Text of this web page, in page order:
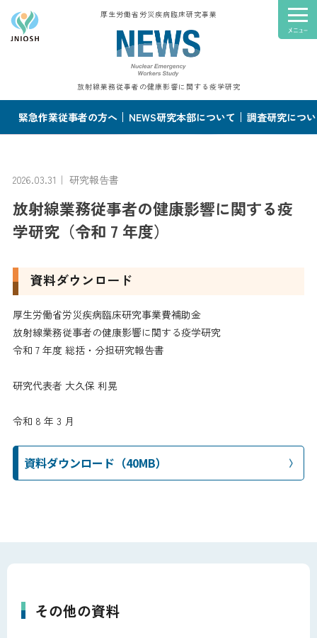
厚生労働省労災疾病臨床研究事業
放射線業務従事者の健康影響に関する疫学研究
緊急作業従事者の方へ NEWS研究本部について 調査研究につ
2026.03.31｜ 研究報告書
放射線業務従事者の健康影響に関する疫
学研究（令和 7 年度）
資料ダウンロード
厚生労働省労災疾病臨床研究事業費補助金
放射線業務従事者の健康影響に関する疫学研究
令和 7 年度 総括・分担研究報告書
研究代表者 大久保 利晃
令和 8 年 3 月
資料ダウンロード（40MB）
その他の資料